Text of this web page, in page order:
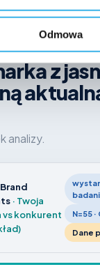
Odmowa
z
analizy.
· Twoja
vs konkurent
N=55 ·
Dane